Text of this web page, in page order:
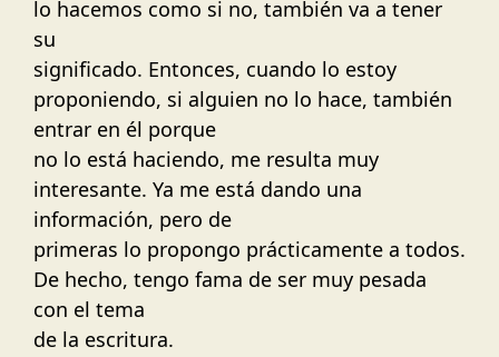
lo hacemos como si no, también va a tener
su
significado. Entonces, cuando lo estoy
proponiendo, si alguien no lo hace, también
entrar en él porque
no lo está haciendo, me resulta muy
interesante. Ya me está dando una
información, pero de
primeras lo propongo prácticamente a todos.
De hecho, tengo fama de ser muy pesada
con el tema
de la escritura.